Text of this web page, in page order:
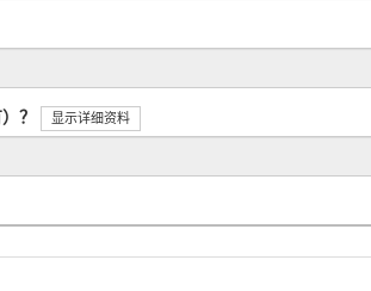
？ 显示详细资料